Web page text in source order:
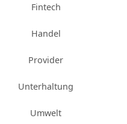
Fintech
Handel
Provider
Unterhaltung
Umwelt